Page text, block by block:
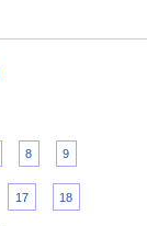
8 9
17 18